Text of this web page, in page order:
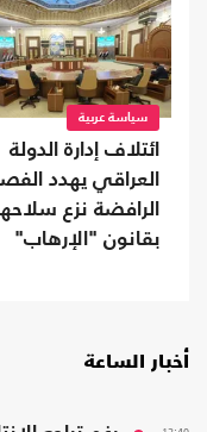
سياسة عربية
ائتلاف إدارة الدولة
العراقي يهدد
الرافضة نزع
بقانون "الإرهاب"
أخبار الساعة